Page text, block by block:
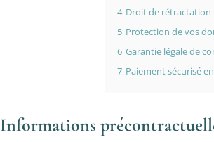
4 Droit de rétractation
5 Protection de vos
6 Garantie légale de
7 Paiement sécurisé
Informations